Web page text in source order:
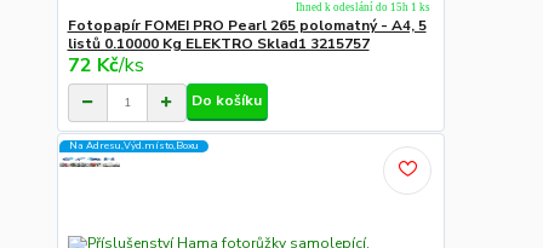
Fotopapír FOMEI PRO Pearl 265 polomatný - A4, 5
listů 0.10000 Kg ELEKTRO Sklad1 3215757
72 Kč/ks
Ihned k odeslání do 15h 1 ks
Do košíku
Na Adresu,Výd.místo,Boxu